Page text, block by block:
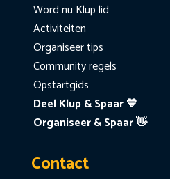
Word nu Klup lid
Activiteiten
Organiseer tips
Community regels
Opstartgids
Deel Klup & Spaar 💙
Organiseer & Spaar 👋
Contact